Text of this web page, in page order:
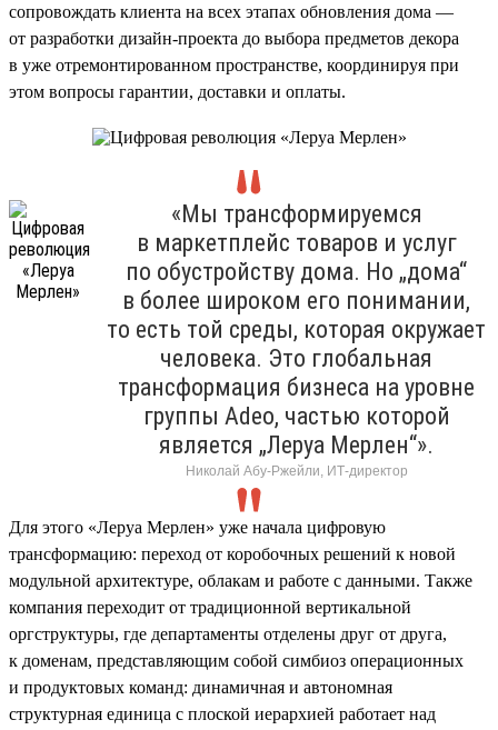
сопровождать клиента на всех этапах обновления дома —
от разработки дизайн-проекта до выбора предметов декора
в уже отремонтированном пространстве, координируя при
этом вопросы гарантии, доставки и оплаты.
«Мы трансформируемся
в маркетплейс товаров и услуг
по обустройству дома. Но „дома“
в более широком его понимании,
то есть той среды, которая окружает
человека. Это глобальная
трансформация бизнеса на уровне
группы Adeo, частью которой
является „Леруа Мерлен“».
Николай Абу-Ржейли, ИТ-директор
Для этого «Леруа Мерлен» уже начала цифровую
трансформацию: переход от коробочных решений к новой
модульной архитектуре, облакам и работе с данными. Также
компания переходит от традиционной вертикальной
оргструктуры, где департаменты отделены друг от друга,
к доменам, представляющим собой симбиоз операционных
и продуктовых команд: динамичная и автономная
структурная единица с плоской иерархией работает над